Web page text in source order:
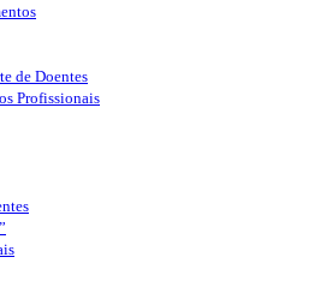
de Doentes
Profissionais